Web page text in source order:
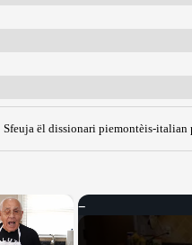
Sfeuja ël dissionari piemontèis-italian